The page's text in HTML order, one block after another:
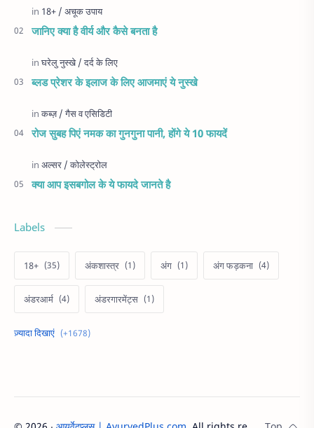
जानिए क्या है वीर्य और कैसे बनता है
ब्लड प्रेशर के इलाज के लिए आजमाएं ये नुस्खे
रोज सुबह पिएं नमक का गुनगुना पानी, होंगे ये 10 फायदें
क्या आप इसबगोल के ये फायदे जानते है
Labels
18+ अंकशास्त्र अंग अंग फड़कना
अंडरआर्म अंडरगारमेंट्स
अक्षय तृतीया
अटक अटक कर बोलना अतिसार अतीस के